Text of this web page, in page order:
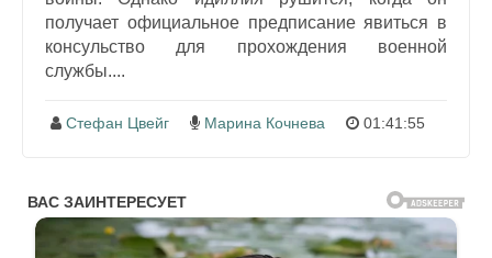
получает официальное предписание явиться в
консульство для прохождения военной
службы....
Стефан Цвейг Марина Кочнева 01:41:55